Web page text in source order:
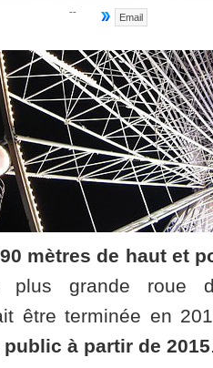
Email
mètres de haut et
grande roue
être terminée en
à partir de 2015